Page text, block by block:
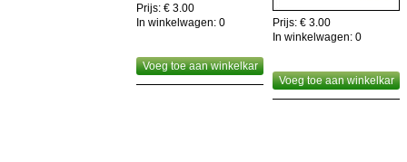
Prijs: € 3.00
In winkelwagen: 0
Voeg toe aan winkelkar
Prijs: € 3.00
In winkelwagen: 0
Voeg toe aan winkelkar